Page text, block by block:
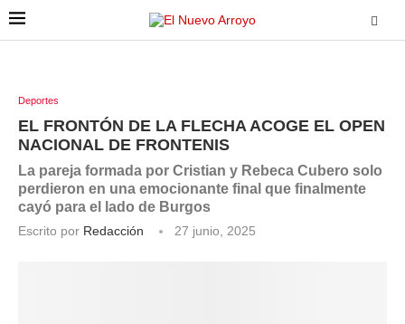
Deportes
EL FRONTÓN DE LA FLECHA ACOGE EL OPEN
NACIONAL DE FRONTENIS
La pareja formada por Cristian y Rebeca Cubero solo
perdieron en una emocionante final que finalmente
cayó para el lado de Burgos
Escrito por Redacción 27 junio, 2025